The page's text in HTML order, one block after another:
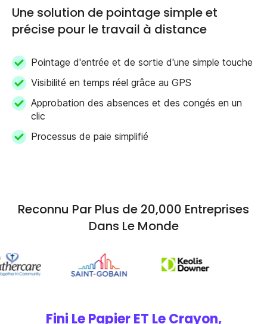
Une solution de pointage simple et
précise pour le travail à distance
Pointage d'entrée et de sortie d'une simple touche
Visibilité en temps réel grâce au GPS
Approbation des absences et des congés en un
clic
Processus de paie simplifié
Reconnu Par Plus de 20,000 Entreprises
Dans Le Monde
Fini Le Papier ET Le Crayon,